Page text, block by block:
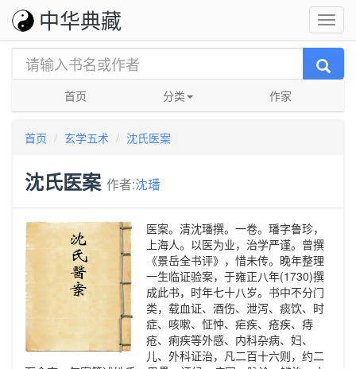
中华典藏
首页 分类 作家
首页 玄学五术 沈氏医案
沈氏医案 作者:沈璠
医案。清沈璠撰。一卷。璠字鲁珍，
上海人。以医为业，治学严谨。曾撰
《景岳全书评》，惜未传。晚年整理
一生临证验案，于雍正八年(1730)撰
成此书，时年七十八岁。书中不分门
类，载血证、酒伤、泄泻、痰饮、时
症、咳嗽、怔忡、疟疾、疮疾、痔
疮、痢疾等外感、内科杂病、妇、
儿、外科证治，凡二百十六则，约二